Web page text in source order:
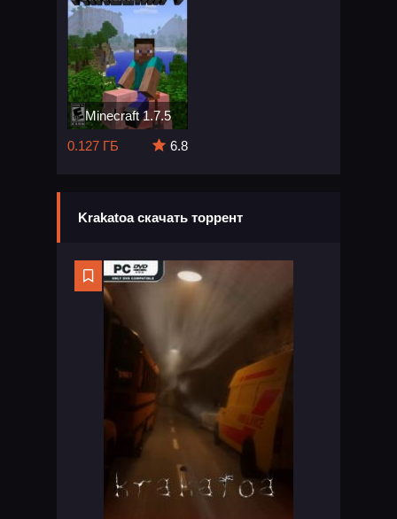
Minecraft 1.7.5
0.127 ГБ
6.8
Krakatoa скачать торрент